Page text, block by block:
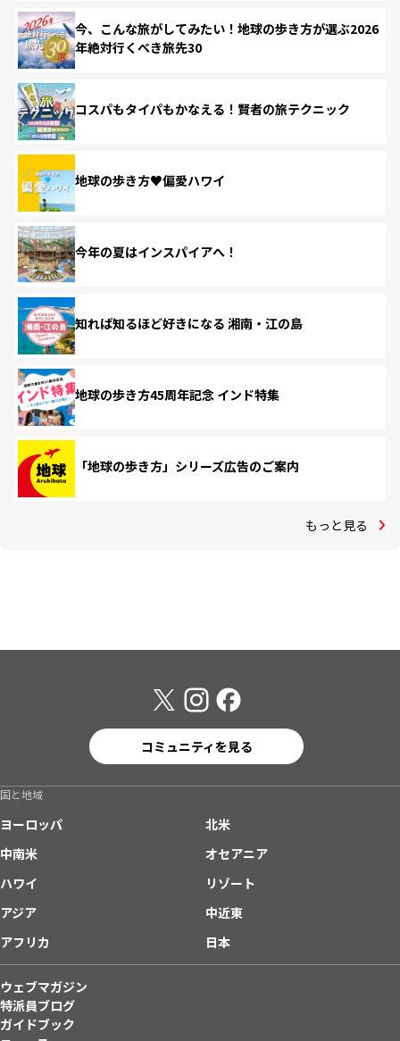
今、こんな旅がしてみたい！地球の歩き方が選ぶ2026
年絶対行くべき旅先30
コスパもタイパもかなえる！賢者の旅テクニック
地球の歩き方♥偏愛ハワイ
今年の夏はインスパイアへ！
知れば知るほど好きになる 湘南・江の島
地球の歩き方45周年記念 インド特集
「地球の歩き方」シリーズ広告のご案内
もっと見る
コミュニティを見る
国と地域
ヨーロッパ
北米
中南米
オセアニア
ハワイ
リゾート
アジア
中近東
アフリカ
日本
ウェブマガジン
特派員ブログ
ガイドブック